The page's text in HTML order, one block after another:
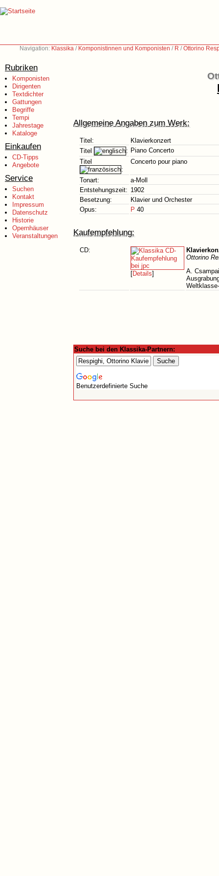
Navigation: Klassika / Komponistinnen und Komponisten / R /Ottorino
Rubriken
Komponisten
Dirigenten
Textdichter
Gattungen
Begriffe
Tempi
Jahrestage
Kataloge
Einkaufen
CD-Tipps
Angebote
Service
Suchen
Kontakt
Impressum
Datenschutz
Historie
Opernhäuser
Veranstaltungen
Allgemeine Angaben zum Werk:
Titel:
Klavierkonzert
Titel
: Piano Concerto
Titel
:
Concerto pour piano
Tonart:
a-Moll
Entstehungszeit: 1902
Besetzung:
Klavier und Orchester
Opus:
P 40
Kaufempfehlung:
CD:
[Details]
Ottorino
A.
Suche bei den Klassika-Partnern:
Benutzerdefinierte Suche